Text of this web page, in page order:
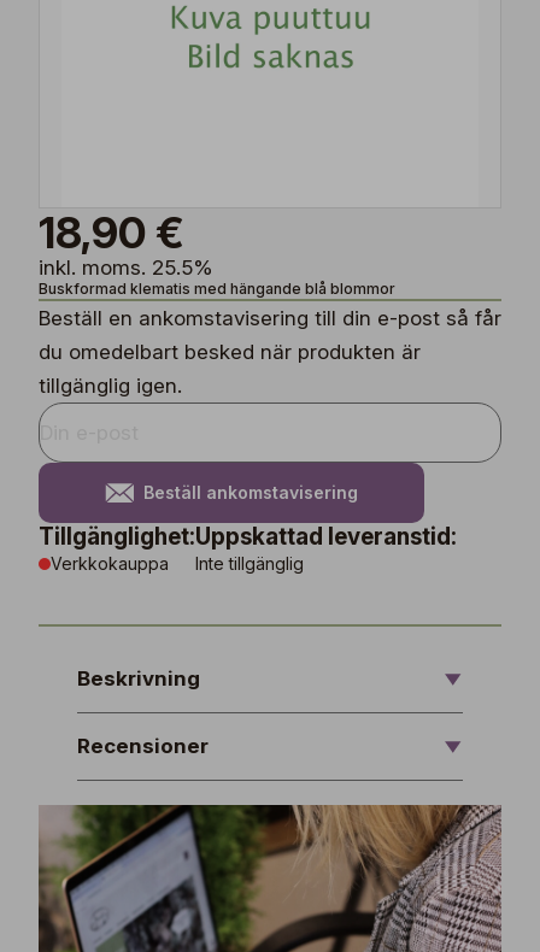
18,90 €
inkl. moms. 25.5%
Buskformad klematis med hängande blå blommor
Beställ en ankomstavisering till din e-post så får
du omedelbart besked när produkten är
tillgänglig igen.
Beställ ankomstavisering
Tillgänglighet:
Verkkokauppa
Uppskattad leveranstid:
Inte tillgänglig
Beskrivning
Recensioner